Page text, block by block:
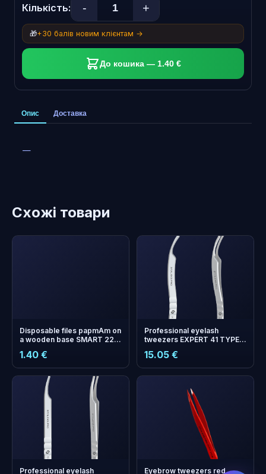
Кількість: - +
🎁+30 балів новим клієнтам →
До кошика — 1.40 €
Опис Доставка
—
Схожі товари
Disposable files papmAm on
a wooden base SMART 22
1.40 €
Professional eyelash
tweezers EXPERT 41 TYPE 2
15.05 €
Professional eyelash Eyebrow tweezers red
+
Збирайте і економте на